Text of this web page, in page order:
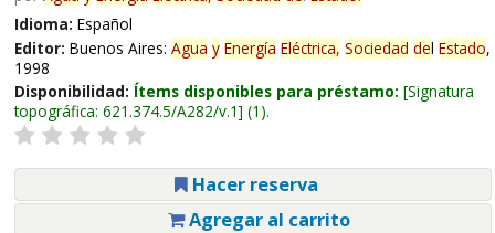
Idioma: Español
Editor: Buenos Aires: Agua y Energía Eléctrica, Sociedad del Estado,
1998
Disponibilidad: Ítems disponibles para préstamo: Signatura
topográfica: 621.374.5/A282/v.1 (1).
Hacer reserva
Agregar al carrito